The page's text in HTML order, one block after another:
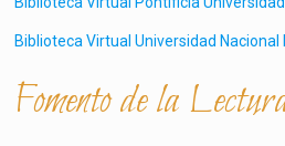
Biblioteca Virtual Universidad
Fomento de la